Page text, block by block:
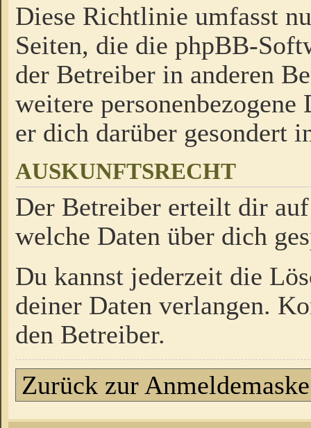
Diese Richtlinie umfasst
Seiten, die die phpBB-
der Betreiber in anderen
weitere
er dich darüber gesondert
AUSKUNFTSRECHT
Der Betreiber erteilt dir
welche Daten über dich
Du kannst jederzeit die
deiner Daten verlangen.
den Betreiber.
Zurück zur Anmeldemaske